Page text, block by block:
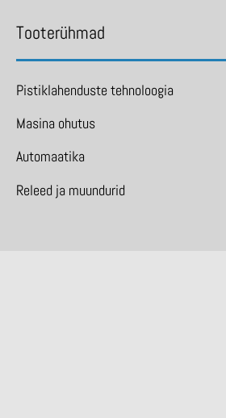
Tooterühmad
Pistiklahenduste tehnoloogia
Masina ohutus
Automaatika
Releed ja muundurid